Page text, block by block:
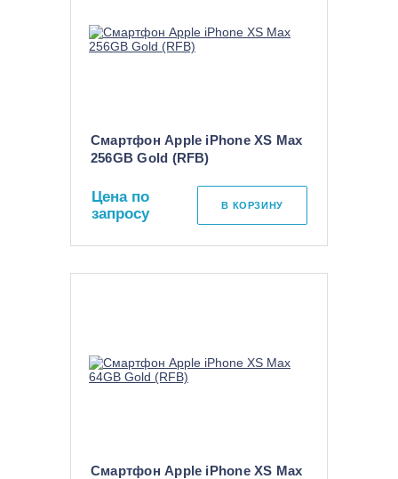
Смартфон Apple iPhone XS Max
256GB Gold (RFB)
Цена по
запросу
В КОРЗИНУ
Смартфон Apple iPhone XS Max